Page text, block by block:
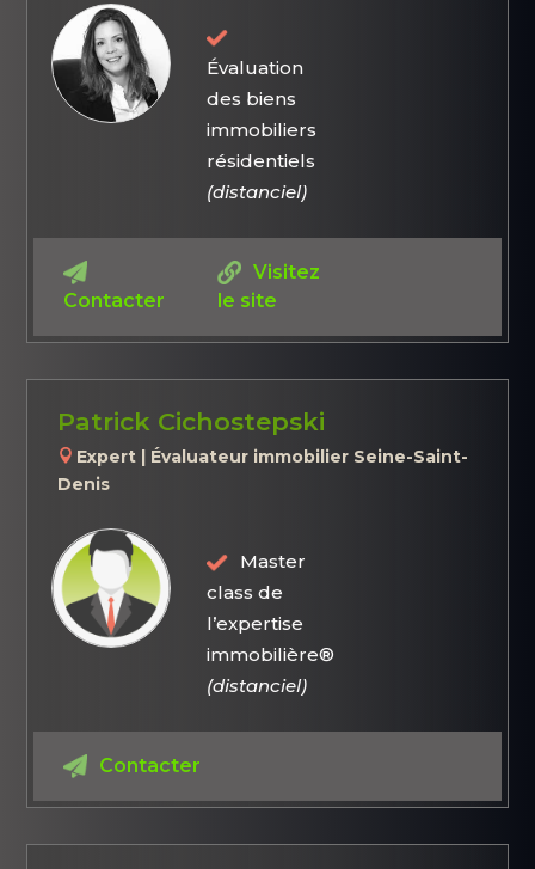
Évaluation
des biens
immobiliers
résidentiels
(distanciel)
Contacter
Visitez
le site
Patrick Cichostepski
Expert | Évaluateur immobilier Seine-Saint-
Denis
Master
class de
l’expertise
immobilière®
(distanciel)
Contacter